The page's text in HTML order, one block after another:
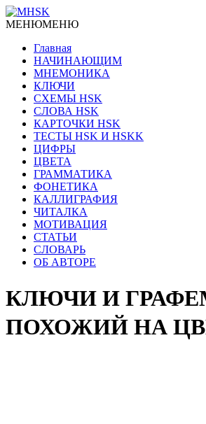
МЕНЮМЕНЮ
Главная
НАЧИНАЮЩИМ
МНЕМОНИКА
КЛЮЧИ
СХЕМЫ HSK
СЛОВА HSK
КАРТОЧКИ HSK
ТЕСТЫ HSK И HSKK
ЦИФРЫ
ЦВЕТА
ГРАММАТИКА
ФОНЕТИКА
КАЛЛИГРАФИЯ
ЧИТАЛКА
МОТИВАЦИЯ
СТАТЬИ
СЛОВАРЬ
ОБ АВТОРЕ
КЛЮЧИ И
ПОХОЖИЙ НА